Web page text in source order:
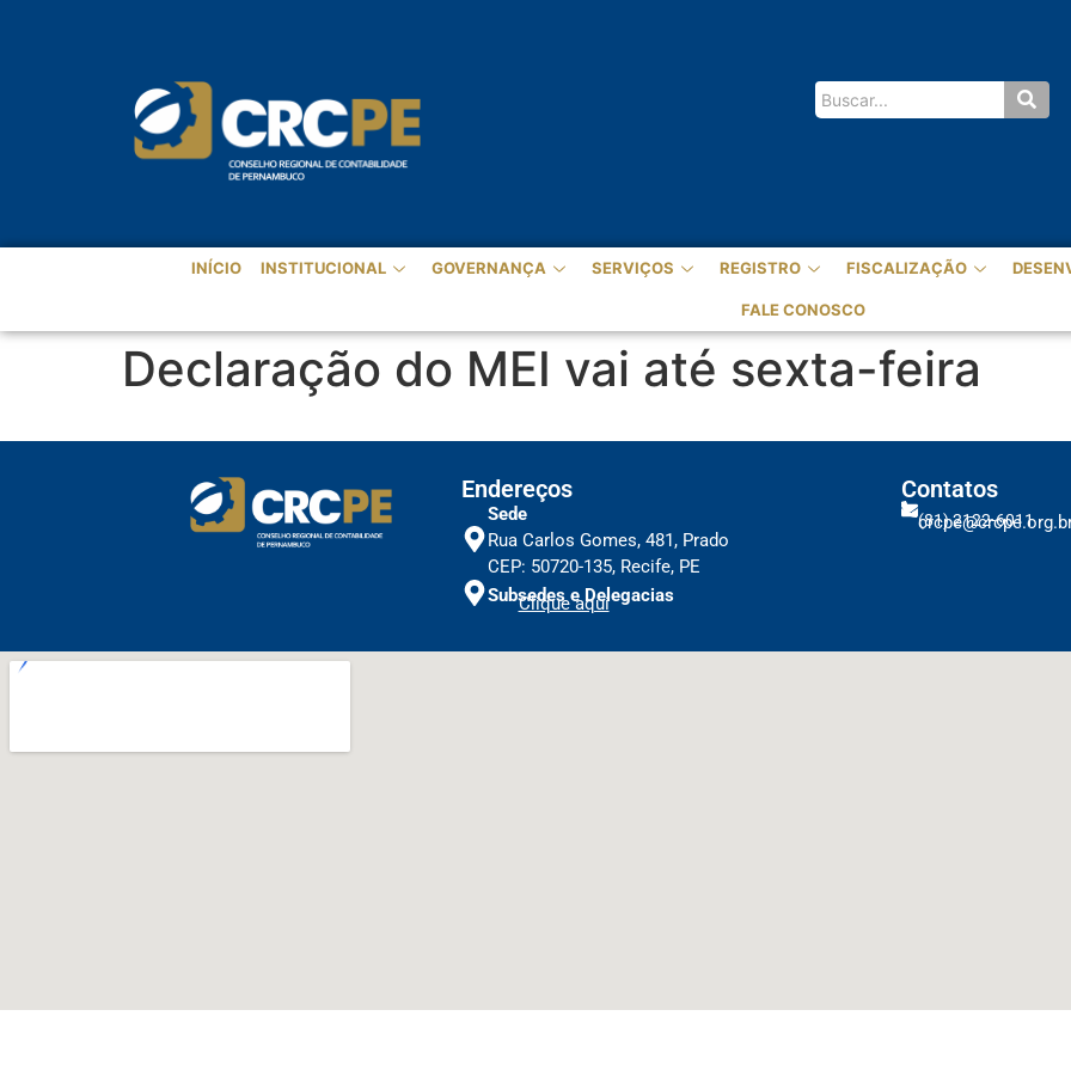
INÍCIO INSTITUCIONAL GOVERNANÇA SERVIÇOS REGISTRO FISCALIZAÇÃO
FALE CONOSCO
Declaração do MEI vai até sexta-feira
Endereços
Sede
Rua Carlos Gomes, 481, Prado
CEP: 50720-135, Recife, PE
Subsedes e Delegacias
Clique aqui
Contatos
(81) 2122-6011